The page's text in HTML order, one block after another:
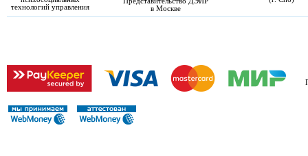
технологий управления
в Москве